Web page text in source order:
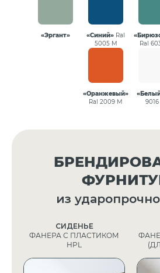
«Эргант» «Синий» Ral
5005 М
Ral
«Оранжевый»
Ral 2009 М
из
СИДЕНЬЕ
ФАНЕРА С ПЛАСТИКОМ
HPL